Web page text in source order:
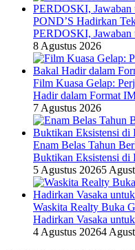
POND’S Hadirkan
PERDOSKI,
8 Agustus 2026
Film Kuasa Gelap:
Hadir dalam Format
7 Agustus 2026
Enam Belas Tahun
Buktikan Eksistensi di
5 Agustus 20265
Waskita Realty Buka
Hadirkan Vasaka
4 Agustus 20264